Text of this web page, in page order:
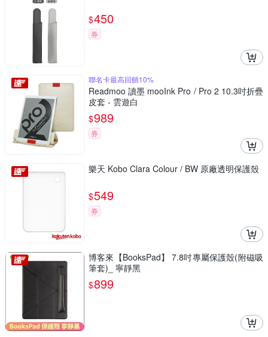
$450
券
聯名卡最高回饋10%
Readmoo 讀墨 mooInk Pro / Pro 2 10.3吋折疊
皮套 - 雲遊白
$989
券
樂天 Kobo Clara Colour / BW 原廠透明保護殼
$549
券
博客來【BooksPad】 7.8吋專屬保護殼(附磁吸
筆套)_ 寧靜黑
$899